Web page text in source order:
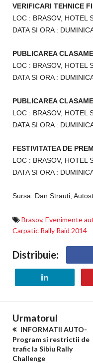
VERIFICARI TEHNICE
LOC : BRASOV, HOTEL
DATA SI ORA :
PUBLICAREA
LOC : BRASOV, HOTEL
DATA SI ORA :
PUBLICAREA
LOC : BRASOV, HOTEL
DATA SI ORA :
FESTIVITATEA DE
LOC : BRASOV, HOTEL
DATA SI ORA :
Sursa: Dan Strauti,
Brasov, Evenimente
Carpatic Rally Raid 2014
Distribuie:
Urmatorul
INFORMATII AUTO-
Program si restrictii de
trafic la Sibiu Rally
Challenge